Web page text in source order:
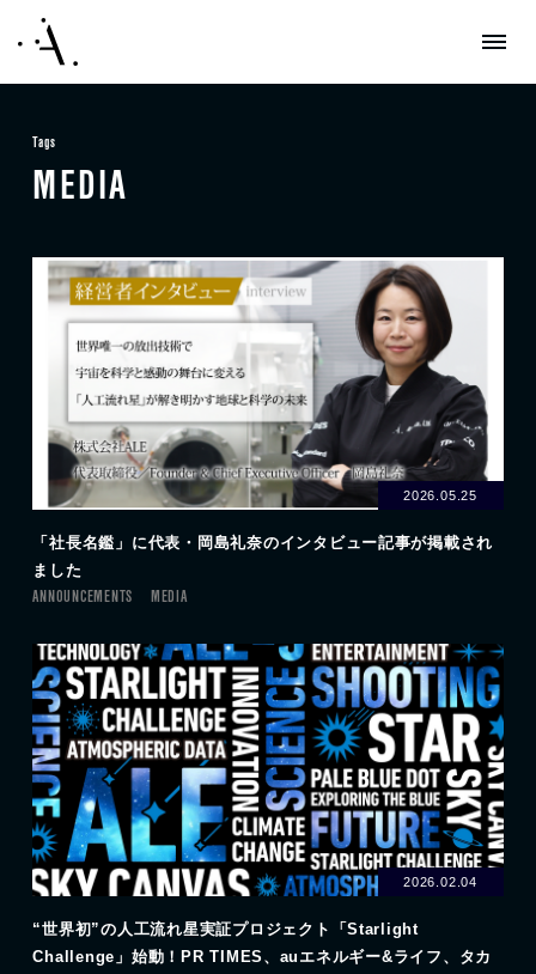
Tags
MEDIA
2026.05.25
「社長名鑑」に代表・岡島礼奈のインタビュー記事が掲載され
ました
ANNOUNCEMENTS MEDIA
2026.02.04
“世界初”の人工流れ星実証プロジェクト「Starlight
Challenge」始動！PR TIMES、auエネルギー&ライフ、タカ